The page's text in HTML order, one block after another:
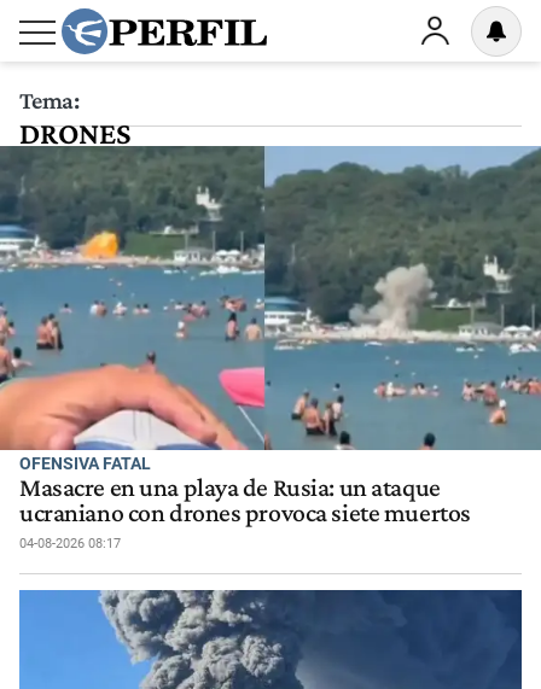
Tema:
DRONES
OFENSIVA FATAL
Masacre en una playa de Rusia: un ataque
ucraniano con drones provoca siete muertos
04-08-2026 08:17